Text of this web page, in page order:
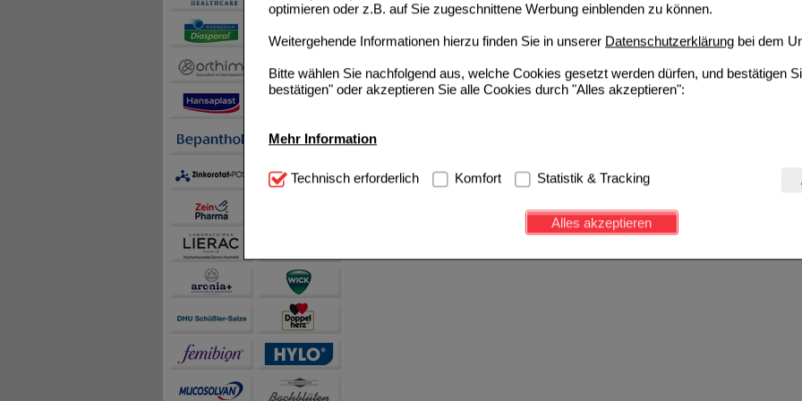
optimieren oder z.B. auf Sie zugeschnittene Werbung einblenden zu können.
Weitergehende Informationen hierzu finden Sie in unserer Datenschutzerklärung bei dem
Bitte wählen Sie nachfolgend aus, welche Cookies gesetzt werden dürfen, und bestätigen
bestätigen" oder akzeptieren Sie alle Cookies durch "Alles akzeptieren":
Mehr Information
Technisch Notwendig: Hierbei handelt es sich um Cookies, die für die Grundfunktionen
notwendig sind (z.B. Navigation, Warenkorb, Kundenkonto), weshalb auf diese nicht
Diese Cookies werden genutzt um das Einkaufserlebnis noch ansprechender zu
beispielsweise für die Wiedererkennung des Besuchers oder unsere Seite an bevorzugte
Inhalte anzuzeigen und unser Partnerprogramm zu betreiben.
Statistik & Tracking:
sammeln, mit deren Hilfe wir unsere Website weiter für Sie optimieren können, den Inhalt
auch die Werbung auf Drittseiten möglichst relevant für Sie zu gestalten. Bitte beachten
teilweise an Dritte wie z.B. Google oder soziale Medien übertragen werden.
Technisch erforderlich Komfort Statistik & Tracking
Alles akzeptieren